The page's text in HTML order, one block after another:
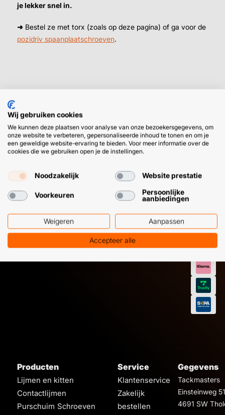
je lekker snel in.
➜ Bestel ze met torx (zoals op deze pagina) of ga voor de
pozidriv spaanplaatschroeven.
Klantenservice
7224
12 09 51
Producten
Lijmen en kitten
Contactlijmen
Purschuim Schroeven
Service
Klantenservice
Zakelijk
bestellen
Gegevens
Tackmasters
Einsteinweg 51
4691 SW
Wij gebruiken cookies
We kunnen deze plaatsen voor analyse van onze bezoekersgegevens, om
onze website te verbeteren, gepersonaliseerde inhoud te tonen en om je
een geweldige website-ervaring te bieden. Voor meer informatie over de
cookies die we gebruiken open je de instellingen.
Noodzakelijk Website prestatie
Voorkeuren
Persoonlijke
aanbiedingen
Weigeren Aanpassen
Accepteer alle